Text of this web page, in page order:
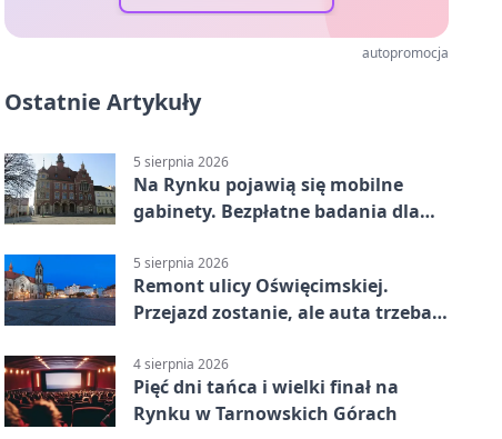
autopromocja
Ostatnie Artykuły
5 sierpnia 2026
Na Rynku pojawią się mobilne
gabinety. Bezpłatne badania dla
5 sierpnia 2026
Remont ulicy Oświęcimskiej.
Przejazd zostanie, ale auta trzeba
4 sierpnia 2026
Pięć dni tańca i wielki finał na
Rynku w Tarnowskich Górach